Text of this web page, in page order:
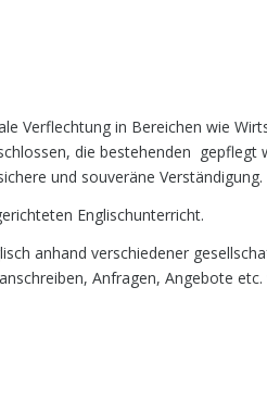
Verflechtung in Bereichen wie
die bestehenden gepflegt
und souveräne Verständigung.
Englischunterricht.
anhand verschiedener
Anfragen, Angebote